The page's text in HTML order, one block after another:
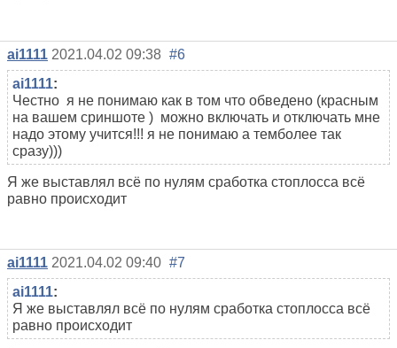
ai1111 2021.04.02 09:38 #6
ai1111:
Честно я не понимаю как в том что обведено (красным
на вашем сриншоте ) можно включать и отключать мне
надо этому учится!!! я не понимаю а темболее так
сразу)))
Я же выставлял всё по нулям сработка стоплосса всё
равно происходит
ai1111 2021.04.02 09:40 #7
ai1111:
Я же выставлял всё по нулям сработка стоплосса всё
равно происходит